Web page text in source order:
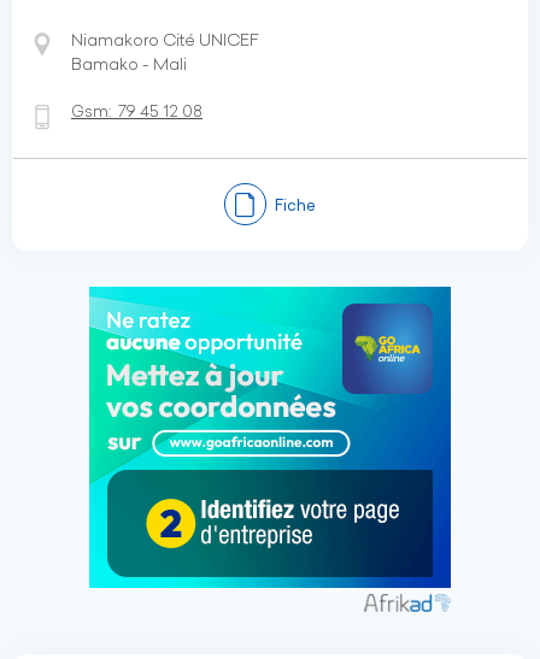
Niamakoro Cité UNICEF
Bamako - Mali
Gsm: 79 45 12 08
Fiche